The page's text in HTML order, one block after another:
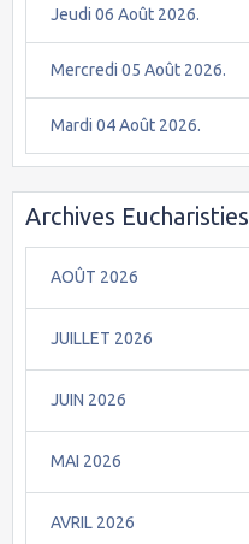
Jeudi 06 Août 2026.
Mercredi 05 Août 2026.
Mardi 04 Août 2026.
Archives Eucharisties
AOÛT 2026
JUILLET 2026
JUIN 2026
MAI 2026
AVRIL 2026